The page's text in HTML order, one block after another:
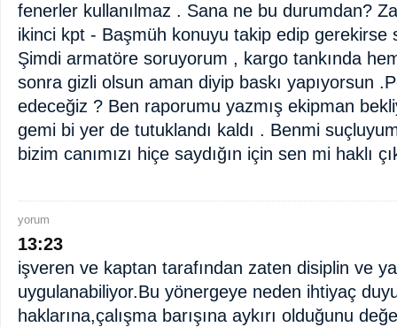
fenerler kullanılmaz . Sana ne bu durumdan?
ikinci kpt - Başmüh konuyu takip edip gerekirse
Şimdi armatöre soruyorum , kargo tankında
sonra gizli olsun aman diyip baskı yapıyorsun
edeceğiz ? Ben raporumu yazmış ekipman
gemi bi yer de tutuklandı kaldı . Benmi
bizim canımızı hiçe saydığın için sen mi haklı
yorum
13:23
işveren ve kaptan tarafından zaten disiplin ve
uygulanabiliyor.Bu yönergeye neden ihtiyaç
haklarına,çalışma barışına aykırı olduğunu